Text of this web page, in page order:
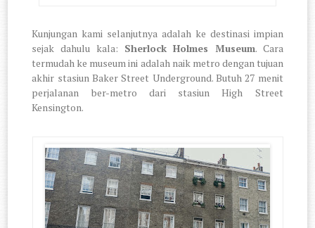
Kunjungan kami selanjutnya adalah ke destinasi impian
sejak dahulu kala: Sherlock Holmes Museum. Cara
termudah ke museum ini adalah naik metro dengan tujuan
akhir stasiun Baker Street Underground. Butuh 27 menit
perjalanan ber-metro dari stasiun High Street
Kensington.